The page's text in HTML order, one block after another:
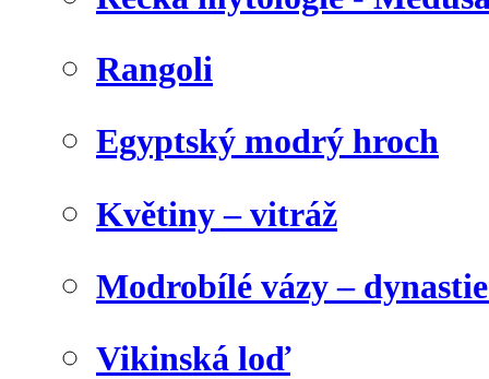
Rangoli
Egyptský modrý hroch
Květiny – vitráž
Modrobílé vázy –
Vikinská loď